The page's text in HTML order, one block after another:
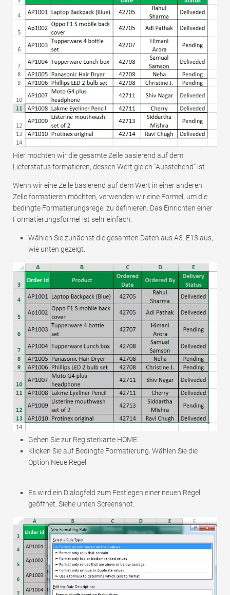
Hier möchten wir die gesamte Zeile basierend auf dem
Lieferstatus formatieren, dessen Wert gleich "Ausstehend" ist.
Wenn wir eine Zelle basierend auf dem Wert in einer anderen
Zelle formatieren möchten, verwenden wir eine Formel, um die
bedingte Formatierungsregel zu definieren. Das Einrichten einer
Formatierungsformel ist sehr einfach.
Wählen Sie zunächst die gesamten Daten aus A3: E13 aus,
wie unten gezeigt.
Gehen Sie zur Registerkarte HOME.
Klicken Sie auf Bedingte Formatierung. Wählen Sie die
Option Neue Regel.
Es wird ein Dialogfeld zum Festlegen einer neuen Regel
geöffnet. Siehe unten Screenshot.